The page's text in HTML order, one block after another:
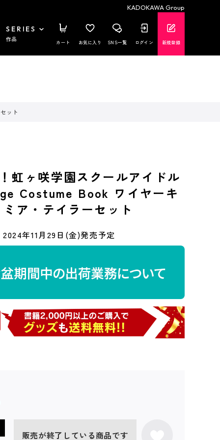
KADOKAWA Group
SERIES
作品 カート お気に入り SNS一覧 ログイン 新規登録
ット
虹ヶ咲学園スクールアイドル
Costume Book ワイヤーキ
ア・テイラーセット
2024年11月29日(金)発売予定
販売が終了している商品です